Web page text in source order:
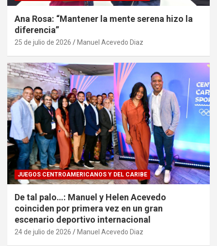
Ana Rosa: “Mantener la mente serena hizo la
diferencia”
25 de julio de 2026 Manuel Acevedo Diaz
JUEGOS CENTROAMERICANOS Y DEL CARIBE
De tal palo…: Manuel y Helen Acevedo
coinciden por primera vez en un gran
escenario deportivo internacional
24 de julio de 2026 Manuel Acevedo Diaz